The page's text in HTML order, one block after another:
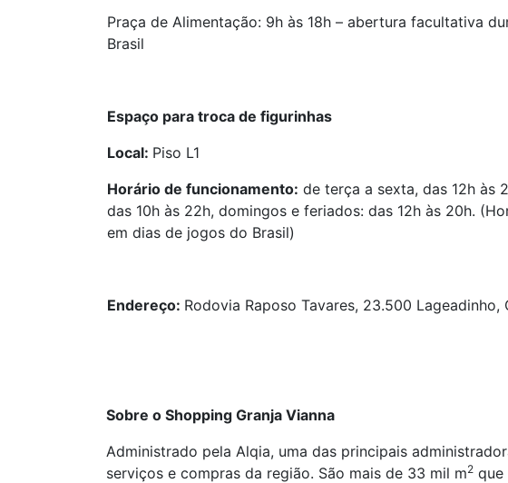
Praça de Alimentação: 9h às 18h – abertura facultativa
Brasil
Espaço para troca de figurinhas
Local: Piso L1
Horário de funcionamento: de terça a sexta, das 12h às
das 10h às 22h, domingos e feriados: das 12h às 20h.
em dias de jogos do Brasil)
Endereço: Rodovia Raposo Tavares, 23.500 Lageadinho,
Sobre o Shopping Granja Vianna
Administrado pela Alqia, uma das principais
serviços e compras da região. São mais de 33 mil m2 que